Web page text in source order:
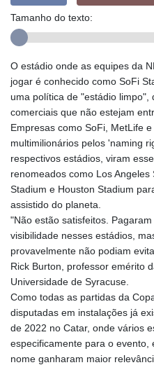
Tamanho do texto:
O estádio onde as equipes da
jogar é conhecido como SoFi
uma política de "estádio
comerciais que não estejam
Empresas como SoFi, MetLife
multimilionários pelos 'naming
respectivos estádios, viram
renomeados como Los
Stadium e Houston Stadium
assistido do planeta.
"Não estão satisfeitos.
visibilidade nesses estádios,
provavelmente não podiam
Rick Burton, professor emérito
Universidade de Syracuse.
Como todas as partidas da
disputadas em instalações já
de 2022 no Catar, onde vários
especificamente para o
nome ganharam maior